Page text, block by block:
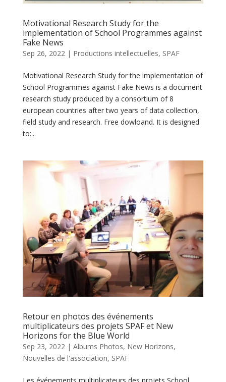
Motivational Research Study for the
implementation of School Programmes against
Fake News
Sep 26, 2022| Productions intellectuelles, SPAF
Motivational Research Study for the implementation of
School Programmes against Fake News is a document
research study produced by a consortium of 8
european countries after two years of data collection,
field study and research. Free dowloand. It is designed
to:...
Retour en photos des événements
multiplicateurs des projets SPAF et New
Horizons for the Blue World
Sep 23, 2022 | Albums Photos, New Horizons,
Nouvelles de l'association, SPAF
Les événements multiplicateurs des projets School